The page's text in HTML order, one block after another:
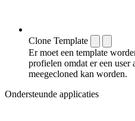
Clone Template
Er moet een template
profielen omdat er een user
meegecloned kan worden.
Ondersteunde applicaties